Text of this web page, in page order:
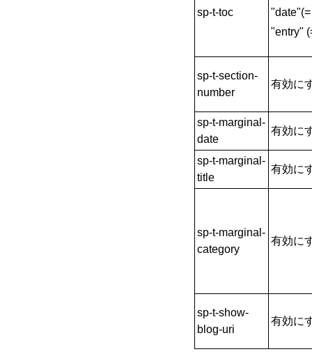
sp-t-toc
"entry"
sp-t-section-
number
有効に
sp-t-marginal-
date
有効に
sp-t-marginal-
title
有効に
sp-t-marginal-
category
有効に
sp-t-show-
blog-uri
有効に